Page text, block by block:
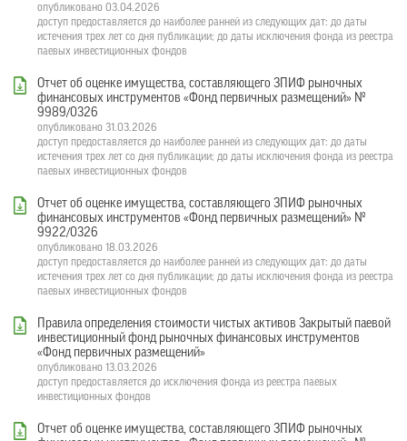
опубликовано 03.04.2026
доступ предоставляется до наиболее ранней из следующих дат: до даты
истечения трех лет со дня публикации; до даты исключения фонда из реестра
паевых инвестиционных фондов
Отчет об оценке имущества, составляющего ЗПИФ рыночных
финансовых инструментов «Фонд первичных размещений» №
9989/0326
опубликовано 31.03.2026
доступ предоставляется до наиболее ранней из следующих дат: до даты
истечения трех лет со дня публикации; до даты исключения фонда из реестра
паевых инвестиционных фондов
Отчет об оценке имущества, составляющего ЗПИФ рыночных
финансовых инструментов «Фонд первичных размещений» №
9922/0326
опубликовано 18.03.2026
доступ предоставляется до наиболее ранней из следующих дат: до даты
истечения трех лет со дня публикации; до даты исключения фонда из реестра
паевых инвестиционных фондов
Правила определения стоимости чистых активов Закрытый паевой
инвестиционный фонд рыночных финансовых инструментов
«Фонд первичных размещений»
опубликовано 13.03.2026
доступ предоставляется до исключения фонда из реестра паевых
инвестиционных фондов
Отчет об оценке имущества, составляющего ЗПИФ рыночных